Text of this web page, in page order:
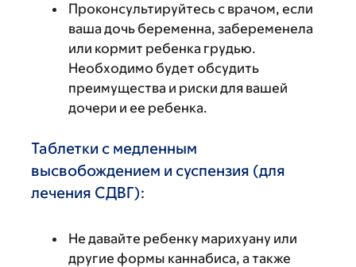
Проконсультируйтесь с врачом, если
ваша дочь беременна, забеременела
или кормит ребенка грудью.
Необходимо будет обсудить
преимущества и риски для вашей
дочери и ее ребенка.
Таблетки с медленным
высвобождением и суспензия (для
лечения СДВГ):
Не давайте ребенку марихуану или
другие формы каннабиса, а также